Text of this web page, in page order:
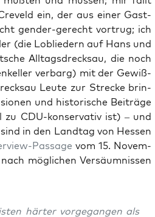
ein, der aus einer Gast­
gen­der-gerecht vor­trug; ich
(die Lob­lie­dern auf Hans und
All­tags­dreck­sau, die noch
ver­barg) mit der Gewiß­
Leu­te zur Stre­cke brin­
und his­to­ri­sche Bei­trä­ge
CDU-kon­ser­va­tiv ist) – und
in den Land­tag von Hes­sen
Pas­sa­ge vom 15. Novem­
mög­li­chen Ver­säum­nis­sen
här­ter vor­ge­gan­gen als